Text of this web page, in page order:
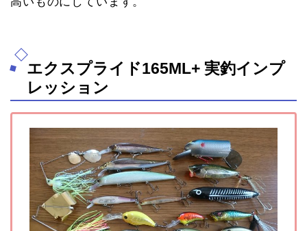
エクスプライド165ML+ 実釣インプ
レッション